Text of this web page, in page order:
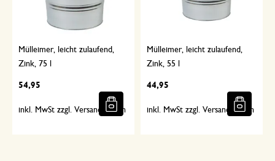
Mülleimer, leicht zulaufend,
Zink, 75 l
54,95
inkl. MwSt zzgl. Versandkosten
Mülleimer, leicht zulaufend,
Zink, 55 l
44,95
inkl. MwSt zzgl. Versandkosten